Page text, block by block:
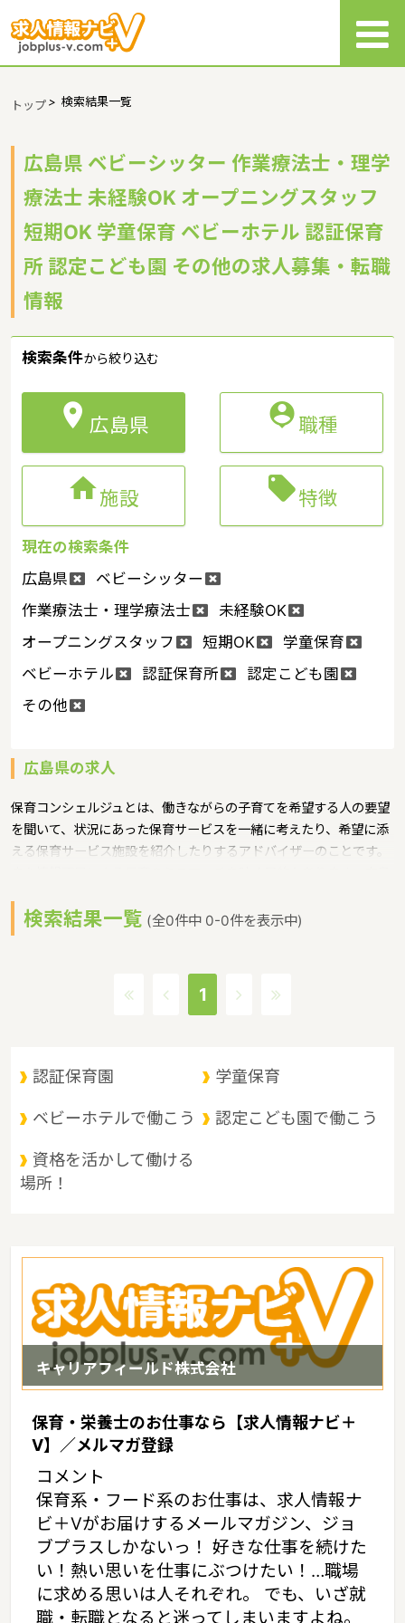
トップ> 検索結果一覧
広島県 ベビーシッター 作業療法士・理学
療法士 未経験OK オープニングスタッフ
短期OK 学童保育 ベビーホテル 認証保育
所 認定こども園 その他の求人募集・転職
情報
検索条件から絞り込む
 広島県 職種
施設 特徴
現在の検索条件
広島県
ベビーシッター
作業療法士・理学療法士
未経験OK
オープニングスタッフ
短期OK
学童保育
ベビーホテル
認証保育所
認定こども園
その他
広島県の求人
保育コンシェルジュとは、働きながらの子育てを希望する人の要望
を聞いて、状況にあった保育サービスを一緒に考えたり、希望に添
える保育サービス施設を紹介したりするアドバイザーのことです。
する取り組みを行っています。 広島県の政令指定都市は広島市、人
口は2832035人（2017/5/1現在）です。広島県内には、保育所や
6.4万円（2017年10月賃貸住宅 D-room調べ） 広島県は、原爆ド
り、観光地としても魅力的な都市であるというような特徴があるエ
検索結果一覧 (全0件中 0-0件を表示中)
1
認証保育園 学童保育
ベビーホテルで働こう 認定こども園で働こう
資格を活かして働ける
場所！
キャリアフィールド株式会社
保育・栄養士のお仕事なら【求人情報ナビ＋
V】／メルマガ登録
コメント
保育系・フード系のお仕事は、求人情報ナ
ビ＋Vがお届けするメールマガジン、ジョ
ブプラスしかないっ！ 好きな仕事を続けた
い！熱い思いを仕事にぶつけたい！…職場
に求める思いは人それぞれ。 でも、いざ就
職・転職となると迷ってしまいますよね。